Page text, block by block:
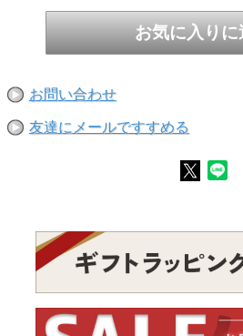
お問い合わせ
友達にメールですすめる